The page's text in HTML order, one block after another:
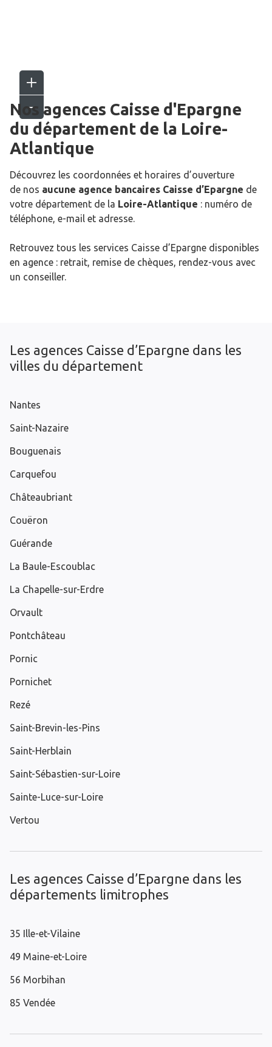
Nos agences Caisse d'Epargne
du département de la Loire-
Atlantique
Découvrez les coordonnées et horaires d’ouverture
de nos aucune agence bancaires Caisse d’Epargne de
votre département de la Loire-Atlantique : numéro de
téléphone, e-mail et adresse.
Retrouvez tous les services Caisse d’Epargne disponibles
en agence : retrait, remise de chèques, rendez-vous avec
un conseiller.
Les agences Caisse d’Epargne dans les
villes du département
Nantes
Saint-Nazaire
Bouguenais
Carquefou
Châteaubriant
Couëron
Guérande
La Baule-Escoublac
La Chapelle-sur-Erdre
Orvault
Pontchâteau
Pornic
Pornichet
Rezé
Saint-Brevin-les-Pins
Saint-Herblain
Saint-Sébastien-sur-Loire
Sainte-Luce-sur-Loire
Vertou
Les agences Caisse d’Epargne dans les
départements limitrophes
35 Ille-et-Vilaine
49 Maine-et-Loire
56 Morbihan
85 Vendée